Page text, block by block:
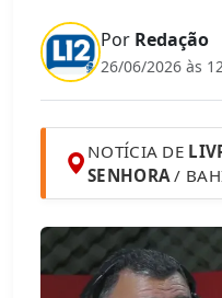
Por Redação
26/06/2026 às
NOTÍCIA DE
SENHORA/